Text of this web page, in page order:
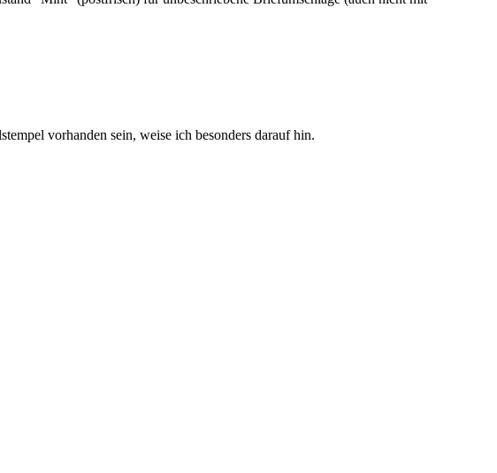
vorhanden sein, weise ich besonders darauf hin.